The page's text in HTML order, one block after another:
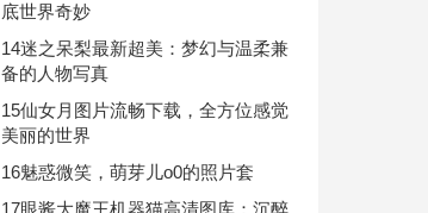
底世界奇妙
14迷之呆梨最新超美：梦幻与温柔兼
备的人物写真
15仙女月图片流畅下载，全方位感觉
美丽的世界
16魅惑微笑，萌芽儿o0的照片套
17眼酱大魔王机器猫高清图库：沉醉